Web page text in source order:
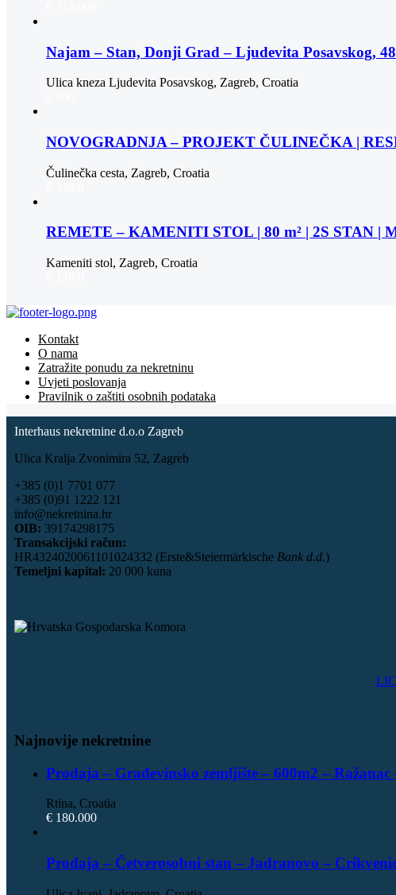
Najam – Stan, Donji Grad – Ljudevita Posavskog,
Ulica kneza Ljudevita Posavskog, Zagreb, Croatia
NOVOGRADNJA – PROJEKT ČULINEČKA |
Čulinečka cesta, Zagreb, Croatia
REMETE – KAMENITI STOL | 80 m² | 2S STAN |
Kameniti stol, Zagreb, Croatia
Kontakt
O nama
Zatražite ponudu za nekretninu
Uvjeti poslovanja
Pravilnik o zaštiti osobnih podataka
Interhaus nekretnine d.o.o Zagreb
Ulica Kralja Zvonimira 52, Zagreb
+385 (0)1 7701 077
+385 (0)91 1222 121
info@nekretnina.hr
OIB: 39174298175
Transakcijski račun:
HR4324020061101024332 (Erste&Steiermärkische Bank d.d.)
Temeljni kapital: 20 000 kuna
Najnovije nekretnine
Prodaja – Građevinsko zemljište – 600m2 –
Rtina, Croatia
€ 180.000
Prodaja – Četverosobni stan – Jadranovo –